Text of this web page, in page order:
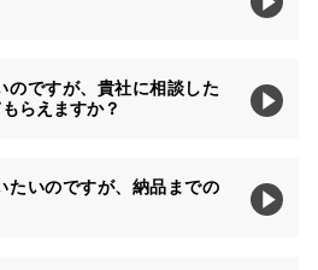
のですが、貴社に相談した
らえますか？
たいのですが、納品までの